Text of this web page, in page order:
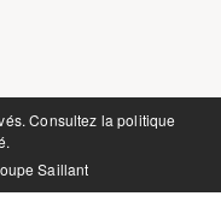
Consultez lapolitique
Saillant